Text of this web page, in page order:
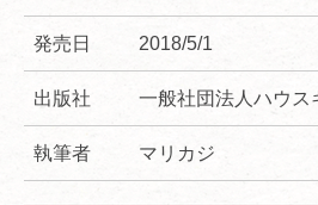
発売日 2018/5/1
出版社 一般社団法人ハウス
執筆者 マリカジ